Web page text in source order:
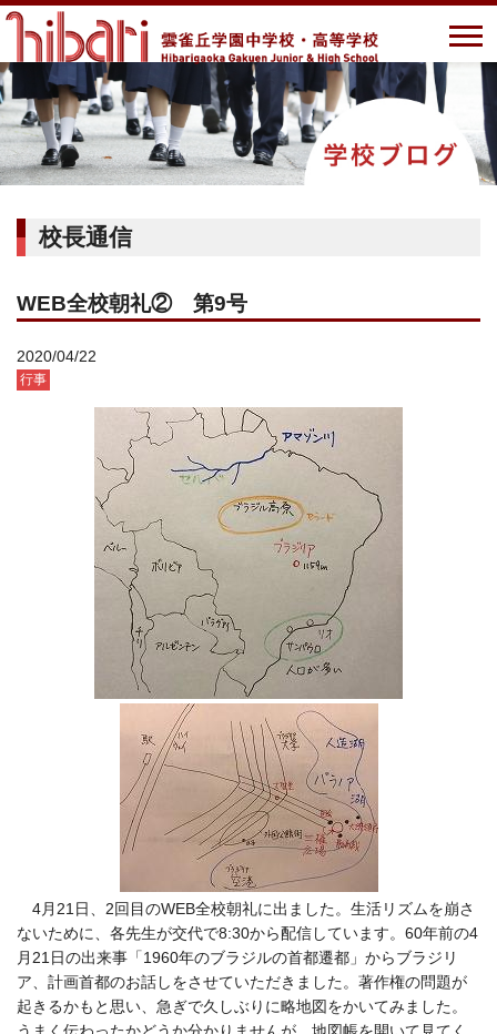
校長通信
WEB全校朝礼② 第9号
2020/04/22
行事
4月21日、2回目のWEB全校朝礼に出ました。生活リズムを崩さ
ないために、各先生が交代で8:30から配信しています。60年前の4
月21日の出来事「1960年のブラジルの首都遷都」からブラジリ
ア、計画首都のお話しをさせていただきました。著作権の問題が
起きるかもと思い、急ぎで久しぶりに略地図をかいてみました。